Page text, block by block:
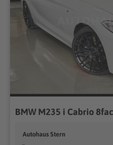
Autohaus Stern